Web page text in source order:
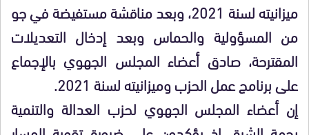
ميزانيته لسنة 2021، وبعد مناقشة مستفيضة في جو
من المسؤولية والحماس وبعد إدخال التعديلات
المقترحة، صادق أعضاء المجلس الجهوي بالإجماع
على برنامج عمل الحزب وميزانيته لسنة 2021.
إن أعضاء المجلس الجهوي لحزب العدالة والتنمية